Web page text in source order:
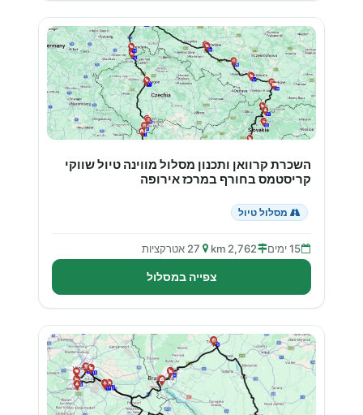
השכרת קרוואן ותכנון מסלול מווינה טיול שווקי
קריסטמס בחורף במרכז אירופה
מסלול טיול
15 ימים 2,762 km 27 אטרקציות
צפייה במסלול